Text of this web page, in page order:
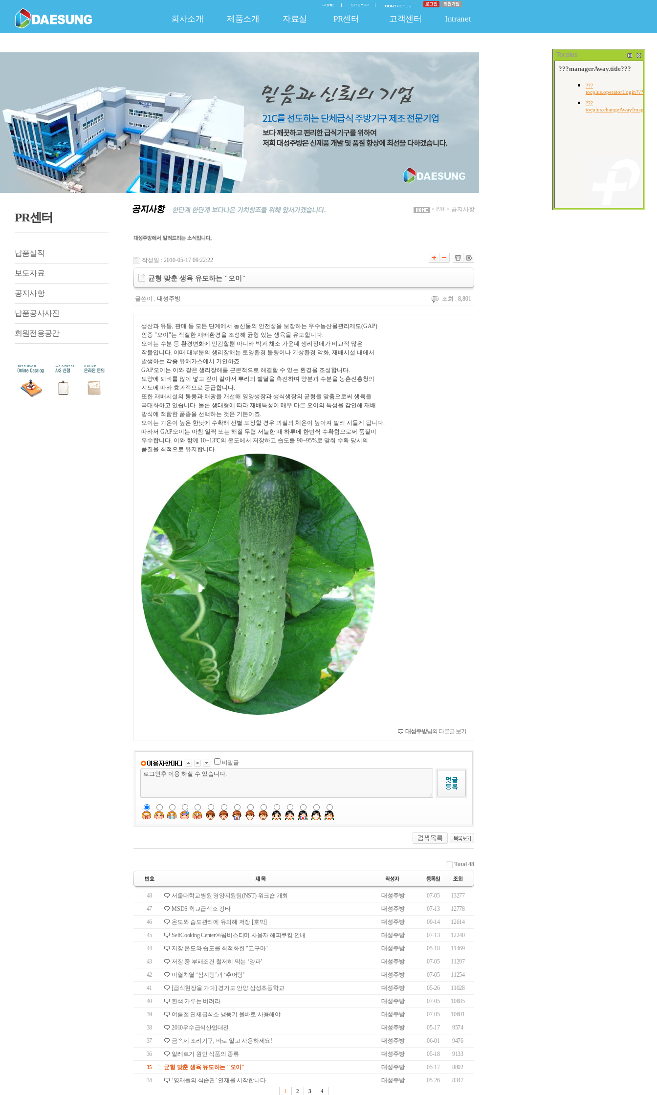
회사소개 제품소개 자료실 PR센터 고객센터 Intranet
회사개요 CEO 인사말 연혁 채용안내 찾아오시는 길
신제품 조달청 등록제품 비조달 품목 주방기물류
기술자료 홍보자료
납품실적 공지사항 납품공사사진
품질보증 System 온라인문의 불펀사항 신고 자유게시판
자유게시판
PR센터
납품실적
보도자료
공지사항
납품공사사진
회원전용공간
> P/R > 공지사항
작성일 : 2010-05-17 09:22:22
균형 맞춘 생육 유도하는 "오이"
글쓴이 : 대성주방 조회 : 8,801
생산과 유통, 판매 등 모든 단계에서 농산물의 안전성을 보장하는 우수농산물관리제도(GAP)
인증 "오이"는 적절한 재배환경을 조성해 균형 있는 생육을 유도합니다.
오이는 수분 등 환경변화에 민감할뿐 아니라 박과 채소 가운데 생리장애가 비교적 많은
작물입니다. 이때 대부분의 생리장해는 토양환경 불량이나 기상환경 악화, 재배시설 내에서
발생하는 각종 유해가스에서 기인하죠.
GAP오이는 이와 같은 생리장해를 근본적으로 해결할 수 있는 환경을 조성합니다.
토양에 퇴비를 많이 넣고 깊이 갈아서 뿌리의 발달을 촉진하며 양분과 수분을 농촌진흥청의
지도에 따라 효과적으로 공급합니다.
또한 재배시설의 통풍과 채광을 개선해 영양생장과 생식생장의 균형을 맞춤으로써 생육을
극대화하고 있습니다. 물론 생태형에 따라 재배특성이 매우 다른 오이의 특성을 감안해 재배
방식에 적합한 품종을 선택하는 것은 기본이죠.
오이는 기온이 높은 한낮에 수확해 선별 포장할 경우 과실의 체온이 높아져 빨리 시들게 됩니다.
따라서 GAP오이는 아침 일찍 또는 해질 무렵 서늘한 때 하루에 한번씩 수확함으로써 품질이
우수합니다. 이와 함께 10~13℃의 온도에서 저장하고 습도를 90~95%로 맞춰 수확 당시의
품질을 최적으로 유지합니다.
대성주방님의 다른글 보기
비밀글
Total 48
48 서울대학교병원 영양지원팀(NST) 워크숍 개최 대성주방 07-05
13277
47
MSDS 학교급식소 강타 대성주방 07-13
12778
46
온도와 습도관리에 유의해 저장 [호박] 대성주방 09-14
12614
45
SelfCooking Center®/콤비스티머 사용자 해피쿠킹 안내 대성주방 07-13
12240
44
저장 온도와 습도를 최적화한 "고구마" 대성주방 05-18
11469
43
저장 중 부패조건 철저히 막는 ‘양파’ 대성주방 07-05
11297
42
이열치열 ‘삼계탕’과 ‘추어탕’ 대성주방 07-05
11254
41
[급식현장을 가다] 경기도 안양 삼성초등학교 대성주방 05-26
11028
40
흰색 가루는 버려라 대성주방 07-05
10885
39
여름철 단체급식소 냉풍기 올바로 사용해야 대성주방 07-05
10601
38
2010우수급식산업대전 대성주방 05-17
9574
37
금속제 조리기구, 바로 알고 사용하세요! 대성주방 06-01
9476
36
알레르기 원인 식품의 종류 대성주방 05-18 9133
35 균형 맞춘 생육 유도하는 "오이" 대성주방 05-17
8802
34
‘영재들의 식습관’ 연재를 시작합니다 대성주방 05-26 8347
1 2 3 4
Tocplus